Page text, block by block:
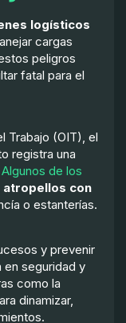
logísticos
cargas
peligros
fatal para el
Trabajo (OIT), el
registra una
Algunos de los
atropellos con
o estanterías.
y prevenir
en seguridad y
como la
dinamizar,